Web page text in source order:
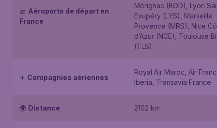
🛫 Aéroports de départ en
France
Mérignac (BOD), Lyon
Exupéry (LYS), Marseille
Provence (MRS), Nice
d’Azur (NCE), Toulouse
(TLS)
✈️ Compagnies aériennes
Royal Air Maroc, Air
Iberia, Transavia France
🌍 Distance 2102 km